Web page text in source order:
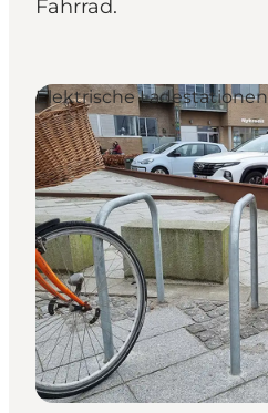
Fahrrad.
Elektrische Ladestationen